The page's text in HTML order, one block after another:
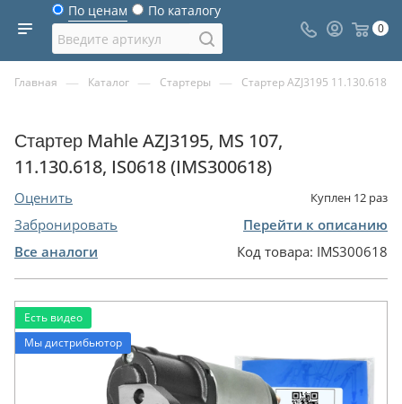
По ценам По каталогу
0
Главная — Каталог — Стартеры — Стартер AZJ3195 11.130.618
Стартер Mahle AZJ3195, MS 107,
11.130.618, IS0618 (IMS300618)
Оценить Куплен 12 раз
Забронировать
Перейти к описанию
Все аналоги
Код товара: IMS300618
Есть видео
Мы дистрибьютор